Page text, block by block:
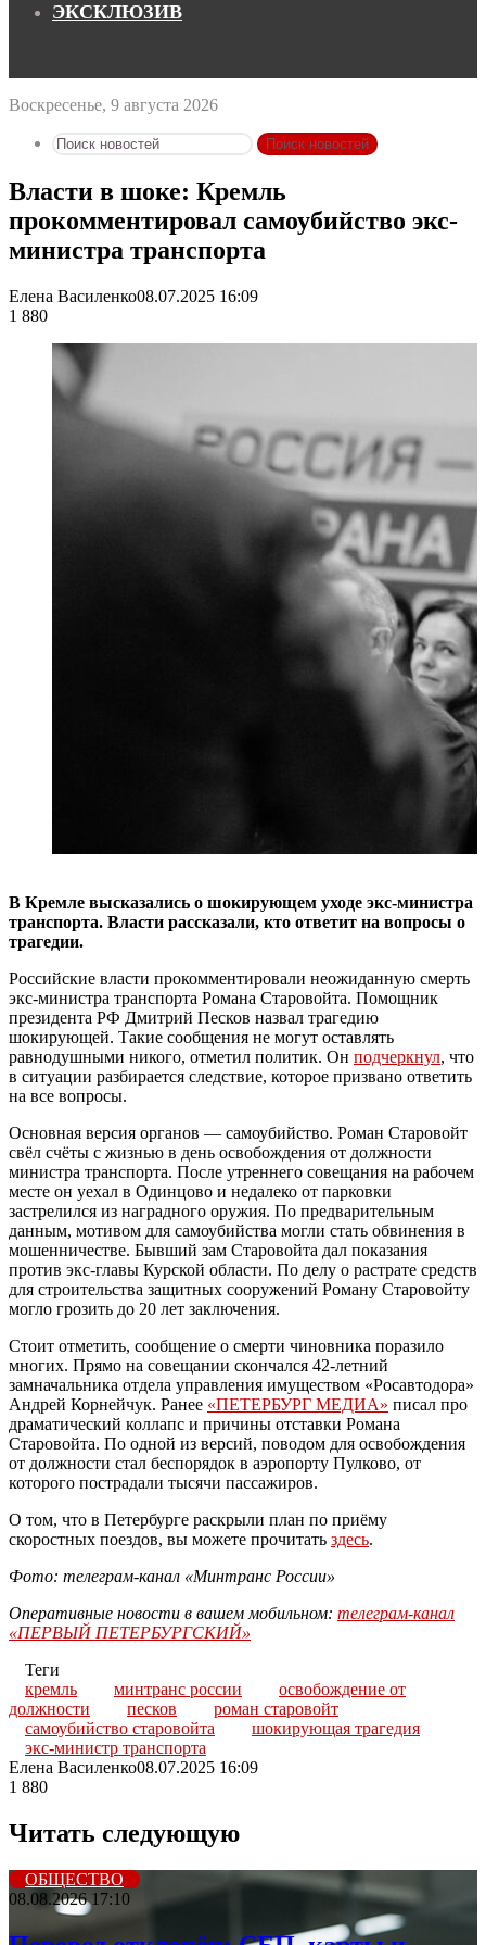
ЭКСКЛЮЗИВ
Воскресенье, 9 августа 2026
Поиск новостей
Власти в шоке: Кремль
прокомментировал самоубийство экс-
министра транспорта
Елена Василенко08.07.2025 16:09
1 880
В Кремле высказались о шокирующем уходе экс-министра
транспорта. Власти рассказали, кто ответит на вопросы о
трагедии.
Российские власти прокомментировали неожиданную смерть
экс-министра транспорта Романа Старовойта. Помощник
президента РФ Дмитрий Песков назвал трагедию
шокирующей. Такие сообщения не могут оставлять
равнодушными никого, отметил политик. Он подчеркнул, что
в ситуации разбирается следствие, которое призвано ответить
на все вопросы.
Основная версия органов — самоубийство. Роман Старовойт
свёл счёты с жизнью в день освобождения от должности
министра транспорта. После утреннего совещания на рабочем
месте он уехал в Одинцово и недалеко от парковки
застрелился из наградного оружия. По предварительным
данным, мотивом для самоубийства могли стать обвинения в
мошенничестве. Бывший зам Старовойта дал показания
против экс-главы Курской области. По делу о растрате средств
для строительства защитных сооружений Роману Старовойту
могло грозить до 20 лет заключения.
Стоит отметить, сообщение о смерти чиновника поразило
многих. Прямо на совещании скончался 42-летний
замначальника отдела управления имуществом «Росавтодора»
Андрей Корнейчук. Ранее «ПЕТЕРБУРГ МЕДИА» писал про
драматический коллапс и причины отставки Романа
Старовойта. По одной из версий, поводом для освобождения
от должности стал беспорядок в аэропорту Пулково, от
которого пострадали тысячи пассажиров.
О том, что в Петербурге раскрыли план по приёму
скоростных поездов, вы можете прочитать здесь.
Фото: телеграм-канал «Минтранс России»
Оперативные новости в вашем мобильном: телеграм-канал
«ПЕРВЫЙ ПЕТЕРБУРГСКИЙ»
Теги
кремль
минтранс россии
освобождение от
должности
песков
роман старовойт
самоубийство старовойта
шокирующая трагедия
экс-министр транспорта
Елена Василенко08.07.2025 16:09
1 880
Читать следующую
ОБЩЕСТВО
08.08.2026 17:10